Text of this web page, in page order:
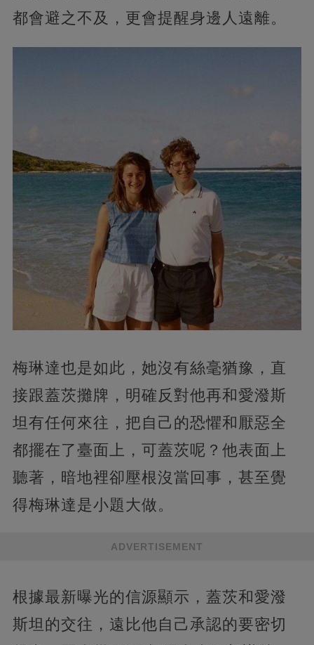
都會避之不及，更會提醒身邊人遠離。
梅琳達也是如此，她沒有絲毫猶豫，直
接跟蓋茨攤牌，明確反對他再和愛潑斯
坦有任何來往，把自己的恐懼和厭惡全
都擺在了臺面上，可蓋茨呢？他表面上
聽著，暗地裡卻壓根沒當回事，甚至覺
得梅琳達是小題大做。
ADVERTISEMENT
根據最新曝光的信源顯示，蓋茨和愛潑
斯坦的交往，遠比他自己承認的要密切